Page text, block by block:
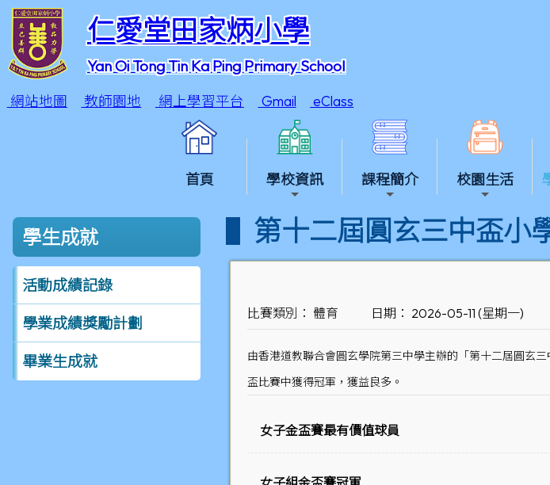
仁愛堂田家炳小學
Yan Oi Tong Tin Ka Ping Primary School
網站地圖 教師園地 網上學習平台 Gmail eClass
首頁 學校資訊 課程簡介 校園生活
學生成就
活動成績記錄
學業成績獎勵計劃
畢業生成就
第十二屆圓玄三中盃小
比賽類別： 體育 日期： 2026-05-11 (星期一)
由香港道教聯合會圓玄學院第三中學主辦的「第十二屆圓玄
盃比賽中獲得冠軍，獲益良多。
女子金盃賽最有價值球員